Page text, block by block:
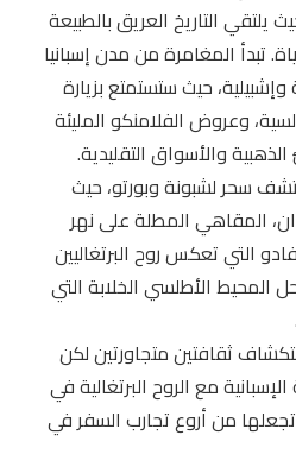
يلتقي التاريخ العريق بالطبيعة
تبدأ المغامرة من مدن إسبانيا
حيث ستستمتع بزيارة
وعروض الفلامنكو المليئة
والأسواق التقليدية.
سحر لشبونة وبورتو، حيث
المقاهي المطلة على نهر
التي تعكس روح البرتغاليين
المحيط الأطلسي الخلابة التي
ثقافتين متجاورتين لكن
مع الروح البرتغالية في
تجعلها من أروع تجارب السفر في